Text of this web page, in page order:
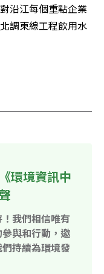
沿江每個重點企業
調東線工程飲用水
環境資訊中
我們相信唯有
與和行動，邀
持續為環境發